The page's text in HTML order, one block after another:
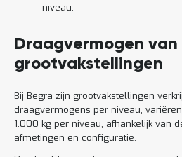
niveau.
Draagvermogen van
grootvakstellingen
Bij Begra zijn grootvakstellingen
draagvermogens per niveau,
1.000 kg per niveau, afhankelijk van
afmetingen en configuratie.